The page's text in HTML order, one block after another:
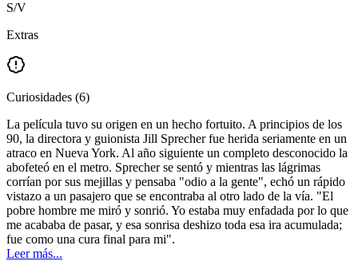
S/V
Extras
Curiosidades (6)
La película tuvo su origen en un hecho fortuito. A principios de los
90, la directora y guionista Jill Sprecher fue herida seriamente en un
atraco en Nueva York. Al año siguiente un completo desconocido la
abofeteó en el metro. Sprecher se sentó y mientras las lágrimas
corrían por sus mejillas y pensaba "odio a la gente", echó un rápido
vistazo a un pasajero que se encontraba al otro lado de la vía. "El
pobre hombre me miró y sonrió. Yo estaba muy enfadada por lo que
me acababa de pasar, y esa sonrisa deshizo toda esa ira acumulada;
fue como una cura final para mi".
Leer más...